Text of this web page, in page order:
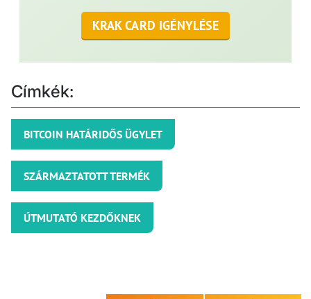
KRAK CARD IGÉNYLÉSE
Címkék:
BITCOIN HATÁRIDŐS ÜGYLET
SZÁRMAZTATOTT TERMÉK
ÚTMUTATÓ KEZDŐKNEK